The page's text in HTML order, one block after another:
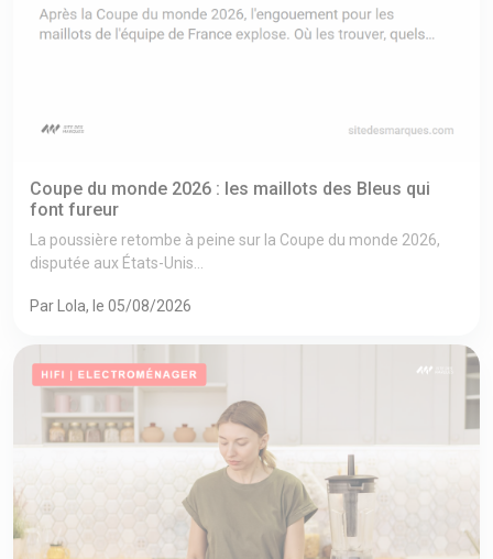
Coupe du monde 2026 : les maillots des Bleus qui
font fureur
La poussière retombe à peine sur la Coupe du monde 2026,
disputée aux États-Unis...
Par Lola, le 05/08/2026